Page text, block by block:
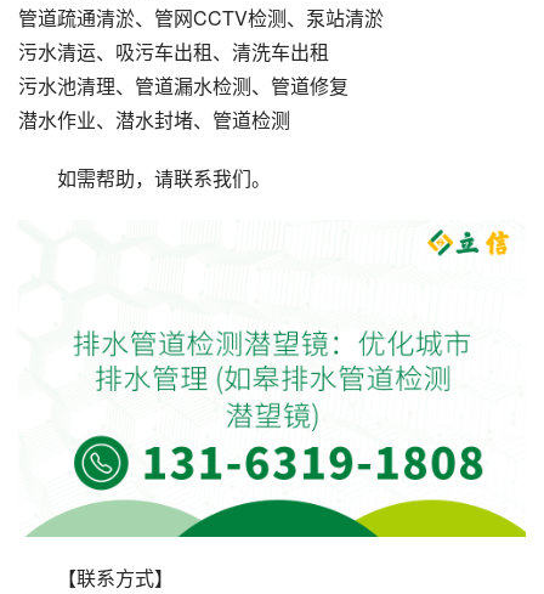
管道疏通清淤、管网CCTV检测、泵站清淤
污水清运、吸污车出租、清洗车出租
污水池清理、管道漏水检测、管道修复
潜水作业、潜水封堵、管道检测
如需帮助，请联系我们。
【联系方式】